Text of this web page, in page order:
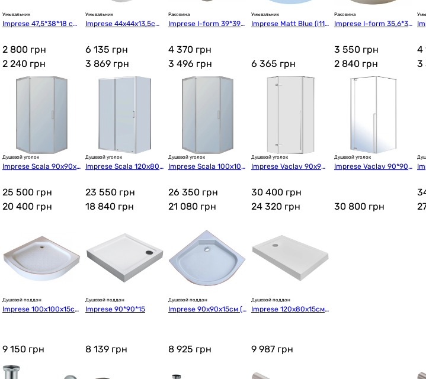
Умывальник
Imprese 47,5*38*18 см
2 800 грн
2 240 грн
Умывальник
Imprese 44x44x13,5см
6 135 грн
3 869 грн
Раковина
Imprese I-form 39*39*1
4 370 грн
3 496 грн
Умывальник
Imprese Matt Blue (i111
6 365 грн
Раковина
Imprese I-form 35,6*3
3-36)
3 550 грн
2 840 грн
4
3
Душевой уголок
Imprese Scala 90x90x1
25 500 грн
20 400 грн
Душевой уголок
Imprese Scala 120x80x
23 550 грн
18 840 грн
Душевой уголок
Imprese Scala 100x100
26 350 грн
21 080 грн
Душевой уголок
Imprese Vaclav 90x90x
30 400 грн
24 320 грн
Душевой уголок
Imprese Vaclav 90*90*
30 800 грн
Душевой поддон
Imprese 100x100x15см
9 150 грн
Душевой поддон
Imprese 90*90*15
8 139 грн
Душевой поддон
Imprese 90x90x15см (s
8 925 грн
Душевой поддон
Imprese 120x80x15см
9 987 грн